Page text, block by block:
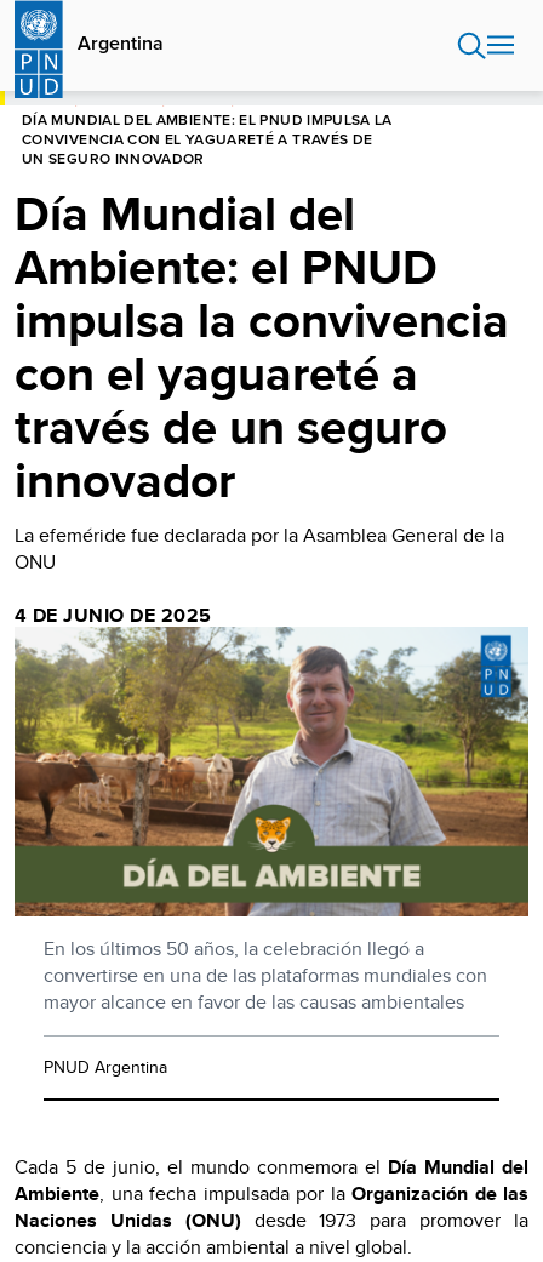
Pasar
contenido
principal
Argentina
HOME
DÍA MUNDIAL DEL AMBIENTE: EL PNUD IMPULSA LA
CONVIVENCIA CON EL YAGUARETÉ A TRAVÉS DE
UN SEGURO INNOVADOR
Día Mundial del
Ambiente: el PNUD
impulsa la convivencia
con el yaguareté a
través de un seguro
innovador
La efeméride fue declarada por la Asamblea General de la
ONU
4 DE JUNIO DE 2025
En los últimos 50 años, la celebración llegó a
convertirse en una de las plataformas mundiales con
mayor alcance en favor de las causas ambientales
PNUD Argentina
Cada 5 de junio, el mundo conmemora el Día Mundial del
Ambiente, una fecha impulsada por la Organización de las
Naciones Unidas (ONU) desde 1973 para promover la
conciencia y la acción ambiental a nivel global.